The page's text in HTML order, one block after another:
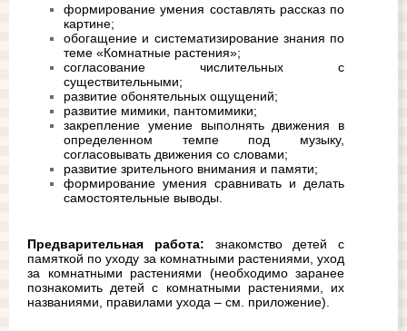
формирование умения составлять рассказ по
картине;
обогащение и систематизирование знания по
теме «Комнатные растения»;
согласование числительных с
существительными;
развитие обонятельных ощущений;
развитие мимики, пантомимики;
закрепление умение выполнять движения в
определенном темпе под музыку,
согласовывать движения со словами;
развитие зрительного внимания и памяти;
формирование умения сравнивать и делать
самостоятельные выводы.
Предварительная работа: знакомство детей с
памяткой по уходу за комнатными растениями, уход
за комнатными растениями (необходимо заранее
познакомить детей с комнатными растениями, их
названиями, правилами ухода – см. приложение).